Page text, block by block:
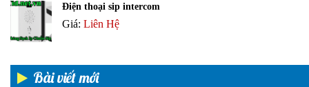
Điện thoại sip intercom
Giá: Liên Hệ
Bài viết mới